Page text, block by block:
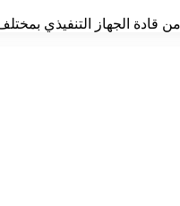
قادة الجهاز التنفيذي